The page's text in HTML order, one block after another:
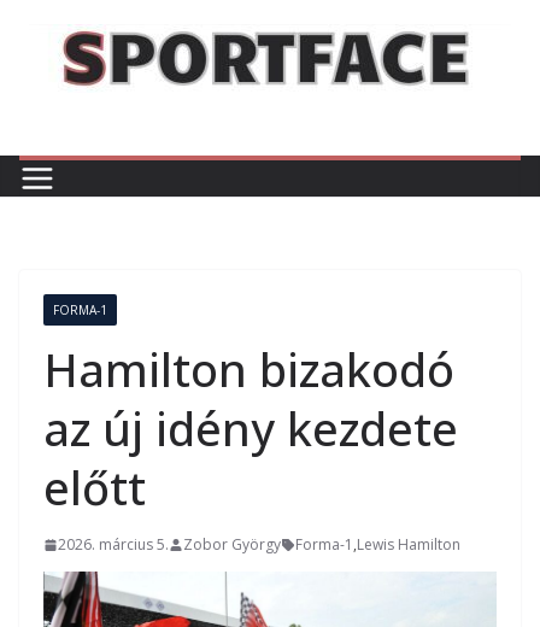
content
FORMA-1
Hamilton bizakodó
az új idény kezdete
előtt
2026. március 5. Zobor György Forma-1 ,Lewis Hamilton